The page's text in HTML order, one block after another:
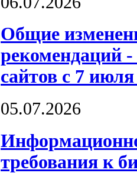
Общие
рекомендаций
сайтов с 7 июля
05.07.2026
требования к